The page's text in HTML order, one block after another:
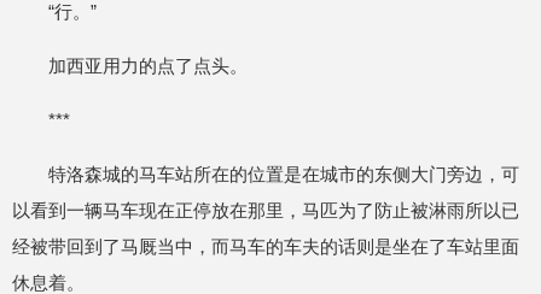
“行。”
加西亚用力的点了点头。
***
特洛森城的马车站所在的位置是在城市的东侧大门旁边，可
以看到一辆马车现在正停放在那里，马匹为了防止被淋雨所以已
经被带回到了马厩当中，而马车的车夫的话则是坐在了车站里面
休息着。